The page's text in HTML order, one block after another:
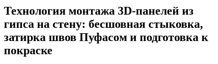
Технология монтажа 3D-панелей из
гипса на стену: бесшовная стыковка,
затирка швов Пуфасом и подготовка к
покраске